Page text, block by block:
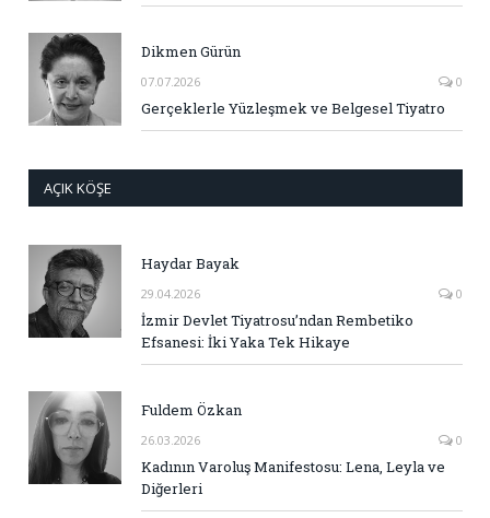
Dikmen Gürün
07.07.2026 0
Gerçeklerle Yüzleşmek ve Belgesel Tiyatro
AÇIK KÖŞE
Haydar Bayak
29.04.2026 0
İzmir Devlet Tiyatrosu’ndan Rembetiko
Efsanesi: İki Yaka Tek Hikaye
Fuldem Özkan
26.03.2026 0
Kadının Varoluş Manifestosu: Lena, Leyla ve
Diğerleri